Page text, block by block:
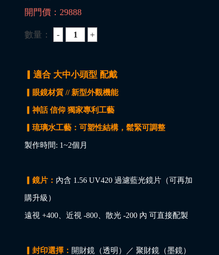
開門價： 29888
數量：
▎適合 大中小頭型 配戴
▎眼鏡材質 // 新型外觀機能
▎神話 信仰 獨家專利工藝
▎琉璃水工藝：可塑性結構，鬆緊可調整
製作時間: 1~2個月
▎鏡片： 內含 1.56 UV420 過濾藍光鏡片（可再加
購升級）
遠視 +400、近視 -800、散光 -200 內 可直接配製
▎封印選擇： 開財鏡（透明）／ 聚財鏡（墨鏡）